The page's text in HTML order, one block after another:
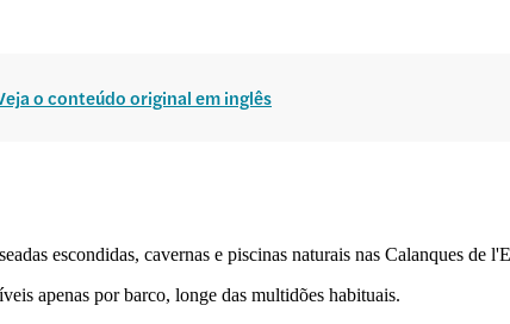
o conteúdo original em inglês
escondidas, cavernas e piscinas naturais nas Calanques de
apenas por barco, longe das multidões habituais.